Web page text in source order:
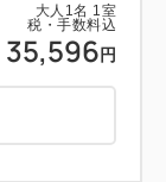
大人 1名 1室
税・手数料込
35,596 円